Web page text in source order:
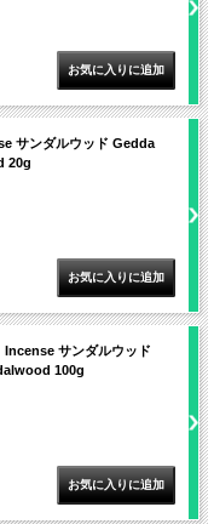
サンダルウッド Gedda
20g
サンダルウッド
100g